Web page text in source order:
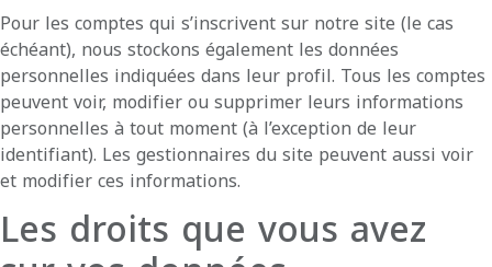
Pour les comptes qui s’inscrivent sur notre site (le cas
échéant), nous stockons également les données
personnelles indiquées dans leur profil. Tous les comptes
peuvent voir, modifier ou supprimer leurs informations
personnelles à tout moment (à l’exception de leur
identifiant). Les gestionnaires du site peuvent aussi voir
et modifier ces informations.
Les droits que vous avez